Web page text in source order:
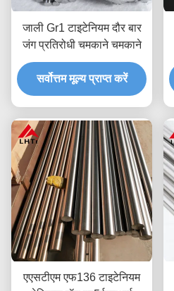
जाली Gr1 टाइटेनियम दौर बार
जंग प्रतिरोधी चमकाने चमकाने
सर्वोत्तम मूल्य प्राप्त करें
एएसटीएम एफ136 टाइटेनियम